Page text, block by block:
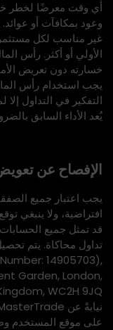
أي وقت معرضًا لخطر
وعود بمكافآت أو
غير مناسب لكل
الأولي أو أكثر. رأس
خسارته دون تعريض
يجب استخدام رأس
التفكير في التداول
يُعد الأداء السابق
الإفصاح عن
يجب اعتبار جميع
افتراضية، ولا ينبغي
تداول محاكاة. يتم
14905703),
Garden, London,
على موقع المستخدم